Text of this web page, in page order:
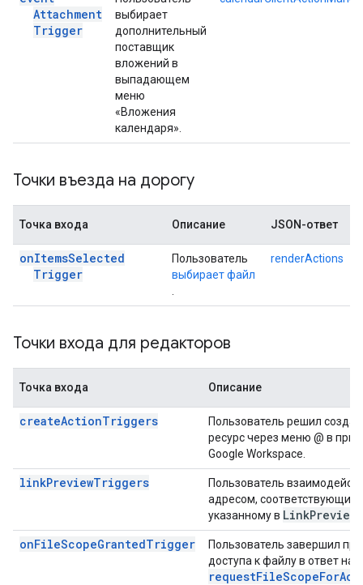
Attachment
Trigger
выбирает
дополнительный
поставщик
вложений в
выпадающем
меню
«Вложения
календаря».
Точки въезда на дорогу
Точка входа Описание JSON-ответ
onItemsSelected
Trigger
Пользователь
выбирает файл
renderActions
Точки входа для редакторов
Точка входа Описание
createActionTriggers
Пользователь решил
ресурс через меню @ в
Google Workspace.
linkPreviewTriggers
Пользователь
адресом, соответствующим
указанному в LinkPreview
onFileScopeGrantedTrigger
Пользователь завершил
доступа к файлу в ответ на